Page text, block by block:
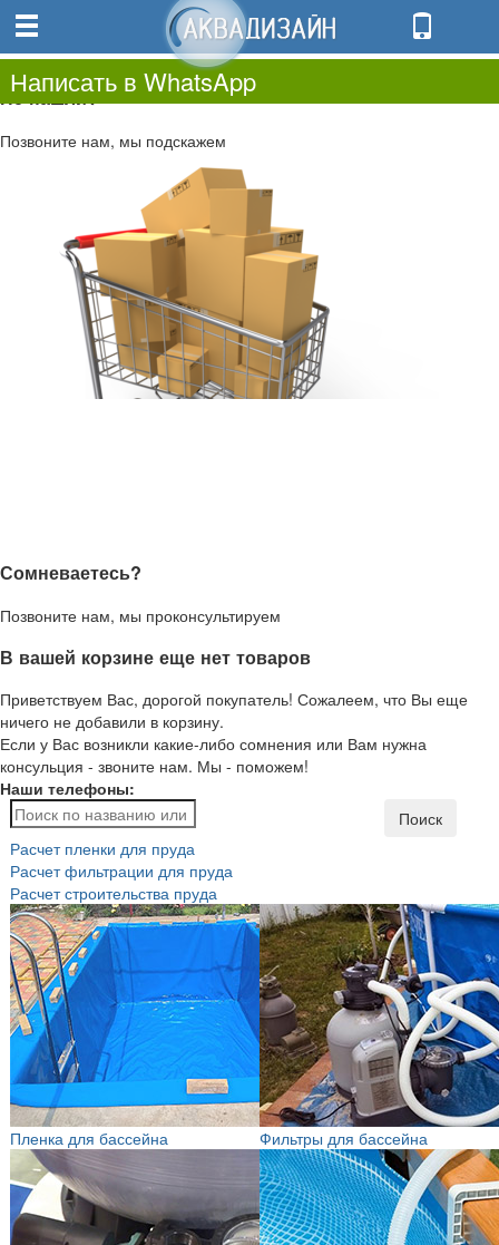
0.00
0
Не нашли?
Позвоните нам, мы подскажем
Сомневаетесь?
Позвоните нам, мы проконсультируем
В вашей корзине еще нет товаров
Приветствуем Вас, дорогой покупатель! Сожалеем, что Вы еще
ничего не добавили в корзину.
Если у Вас возникли какие-либо сомнения или Вам нужна
консульция - звоните нам. Мы - поможем!
Наши телефоны:
Написать в WhatsApp
Поиск
Расчет пленки для пруда
Расчет фильтрации для пруда
Расчет строительства пруда
Пленка для бассейна Фильтры для бассейна